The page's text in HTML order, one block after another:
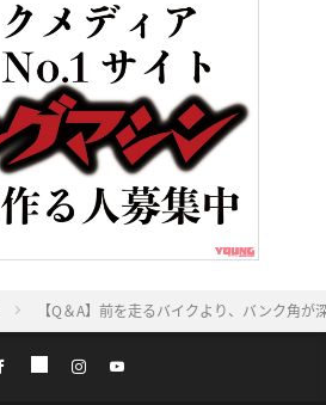
【Q＆A】前を走るバイクより、バンク角